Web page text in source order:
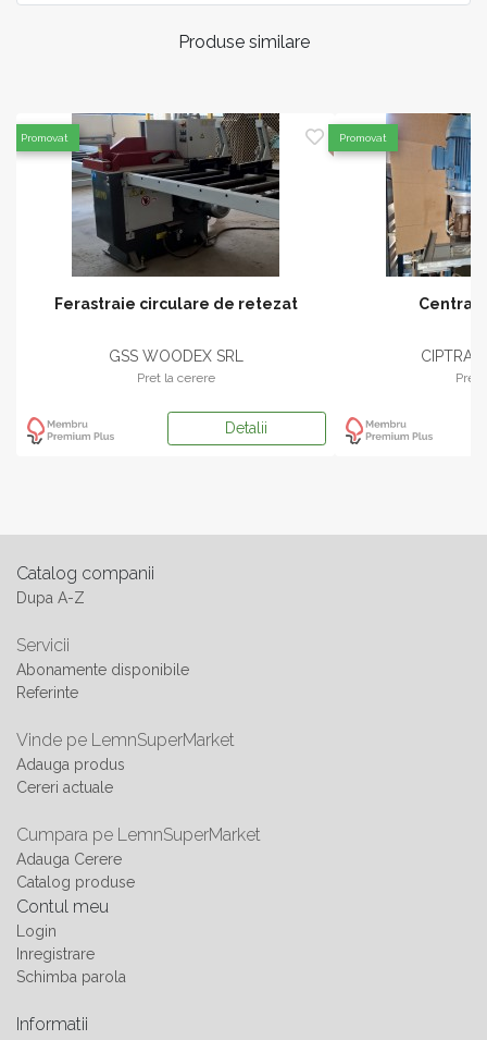
Produse similare
Ferastraie circulare de retezat
GSS WOODEX SRL
Pret la cerere
Detalii
Promovat
Pret
Promovat
Catalog companii
Dupa A-Z
Servicii
Abonamente disponibile
Referinte
Vinde pe LemnSuperMarket
Adauga produs
Cereri actuale
Cumpara pe LemnSuperMarket
Adauga Cerere
Catalog produse
Contul meu
Login
Inregistrare
Schimba parola
Informatii